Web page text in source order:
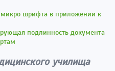
шрифта в приложении к
подлинность документа
училища